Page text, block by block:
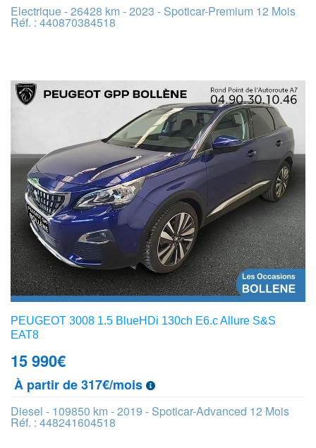
Electrique - 26428 km - 2023 - Spoticar-Premium 12 Mois
Réf. : 440870384518
PEUGEOT 3008 1.5 BlueHDi 130ch E6.c Allure S&S
EAT8
15 990€
À partir de 317€/mois
Diesel - 109850 km - 2019 - Spoticar-Advanced 12 Mois
Réf. : 448241604518